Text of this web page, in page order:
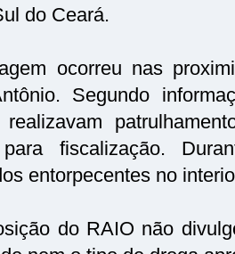
do Ceará.
ocorreu nas
Segundo
realizavam
fiscalização.
entorpecentes no
do RAIO não